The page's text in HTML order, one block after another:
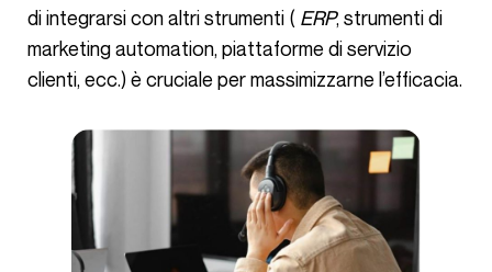
di integrarsi con altri strumenti ( ERP, strumenti di
marketing automation, piattaforme di servizio
clienti, ecc.) è cruciale per massimizzarne l’efficacia.